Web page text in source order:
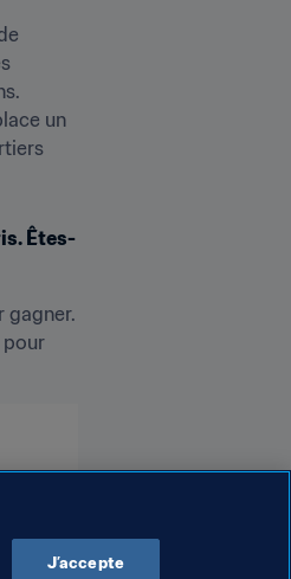
un
Êtes-
gagner.
pour
J’accepte